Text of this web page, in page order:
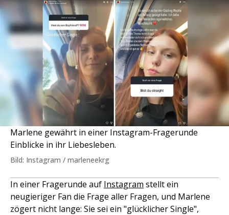
Marlene gewährt in einer Instagram-Fragerunde
Einblicke in ihr Liebesleben.
Bild: Instagram / marleneekrg
In einer Fragerunde auf Instagram stellt ein
neugieriger Fan die Frage aller Fragen, und Marlene
zögert nicht lange: Sie sei ein "glücklicher Single",